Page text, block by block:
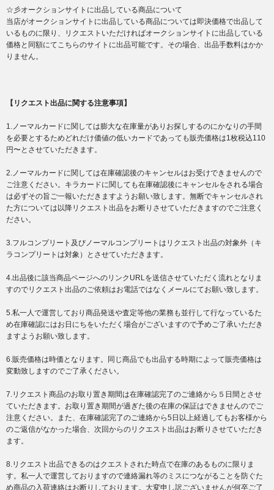
☆彡オークションサイトに出品している商品について
当店がオークションサイトに出品している商品については即決価格で出品して
いるものに限り、リクエストいただければオークションサイトに出品している
価格と同額にてこちらのサイトに出品可能です。その場合、出品手数料はかか
りません。
【リクエスト出品に関する注意事項】
1.ノーマルカードに関しては膨大な在庫量がありお探しするのにかなりの手間
を必要とするためどれだけ価値の低いカードであっても販売価格は1枚税込110
円〜とさせていただきます。
2.ノーマルカードに関しては在庫確認後のキャンセルはお受けできませんので
ご注意ください。キラカードに関しても在庫確認後にキャンセルをされる場合
は必ずその旨ご一報いただきますようお願い致します。無断でキャンセルされ
た方については以降リクエスト出品をお断りさせていただきますのでご注意く
ださい。
3.フルコンプリート及びノーマルコンプリートはリクエスト出品の対象外（キ
ラコンプリートは対象）とさせていただきます。
4.出品後に該当商品ページへのリンクURLを送信させていただく流れとなりま
すのでリクエスト出品のご依頼はお電話ではなくメールにてお願い致します。
5.私一人で運営しており商品発送や査定等他の業務も並行して行なっているた
め在庫確認にはお日にちをいただく場合がございますので予めご了承いただき
ますようお願い致します。
6.販売価格は時価となります。同じ商品でも出品する時期によって販売価格は
変動致しますのでご了承ください。
7.リクエスト商品のお取り置き期間は在庫確認完了のご連絡から５日間とさせ
ていただきます。お取り置き期間が過ぎた後の在庫の保証はできませんのでご
注意ください。また、在庫確認完了のご連絡から5日以上経過してもお客様から
のご返信がなかった場合、次回からのリクエスト出品はお断りさせていただき
ます。
8.リクエスト出品できるのはクエストされた時点で在庫のあるものに限りま
す。私一人で運営しておりますので連絡漏れ等のミスにつながることを防ぐた
め商品の入荷連絡はお断りしております。大変申し訳ございませんが何卒ご了